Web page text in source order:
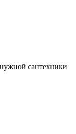
сантехники